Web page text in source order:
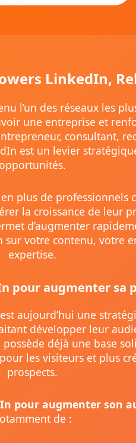
LinkedIn,
l’un des réseaux les
une entreprise et
consultant,
est un levier
opportunités.
plus de professionnels
la croissance de leur
d’augmenter
sur votre contenu, votre
expertise.
pour augmenter sa
aujourd’hui une
développer leur
déjà une base
les visiteurs et plus
prospects.
pour augmenter son
de :